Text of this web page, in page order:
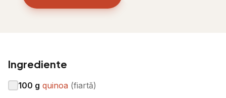
Ingrediente
100 g quinoa (fiartă)